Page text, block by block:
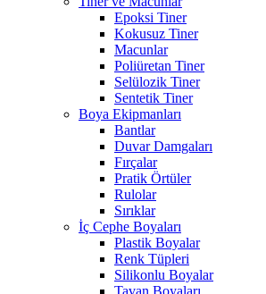
Epoksi Tiner
Kokusuz Tiner
Macunlar
Poliüretan Tiner
Selülozik Tiner
Sentetik Tiner
Boya Ekipmanları
Bantlar
Duvar Damgaları
Fırçalar
Pratik Örtüler
Rulolar
Sırıklar
İç Cephe Boyaları
Plastik Boyalar
Renk Tüpleri
Silikonlu Boyalar
Tavan Boyaları